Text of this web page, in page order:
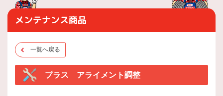
メンテナンス商品
一覧へ戻る
プラス アライメント調整